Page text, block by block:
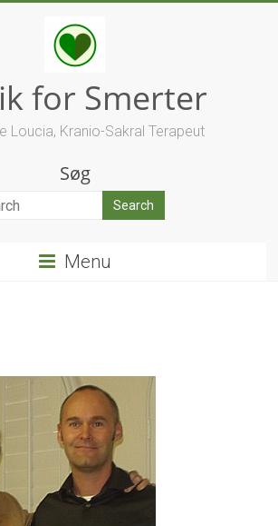
for Smerter
Loucia, Kranio-Sakral Terapeut
Søg
Menu